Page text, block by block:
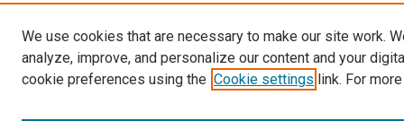
We use cookies that are necessary to make our site work.
analyze, improve, and personalize our content and your
cookie preferences using the Cookie settings link. For